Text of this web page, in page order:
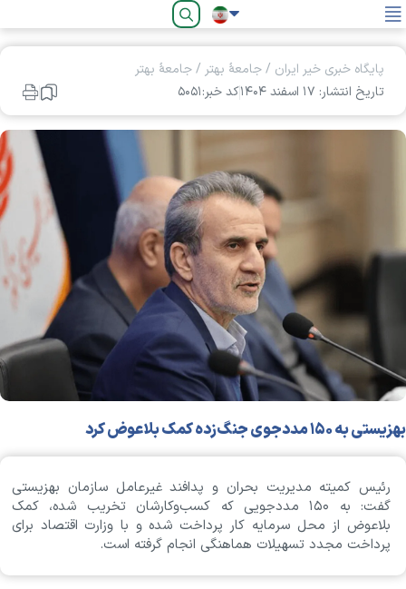
فارسی
پایگاه خبری خیر ایران /جامعۀ بهتر /جامعۀ بهتر
تاریخ انتشار: ۱۷ اسفند ۱۴۰۴
کد خبر:۵۰۵۱
بهزیستی به ۱۵۰ مددجوی جنگ‌زده کمک بلاعوض کرد
رئیس کمیته مدیریت بحران و پدافند غیرعامل سازمان بهزیستی
گفت: به ۱۵۰ مددجویی که کسب‌وکارشان تخریب شده، کمک
بلاعوض از محل سرمایه کار پرداخت شده و با وزارت اقتصاد برای
پرداخت مجدد تسهیلات هماهنگی انجام گرفته است.